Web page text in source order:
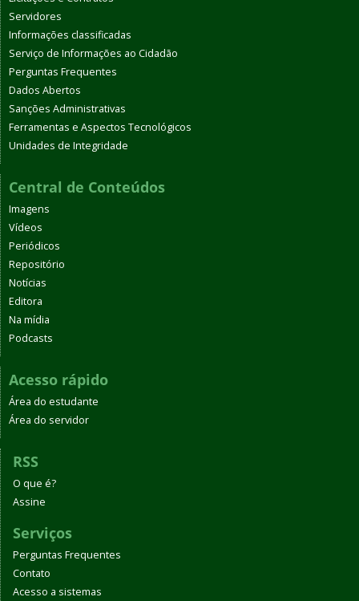
Servidores
Informações classificadas
Serviço de Informações ao Cidadão
Perguntas Frequentes
Dados Abertos
Sanções Administrativas
Ferramentas e Aspectos Tecnológicos
Unidades de Integridade
Central de Conteúdos
Imagens
Vídeos
Periódicos
Repositório
Notícias
Editora
Na mídia
Podcasts
Acesso rápido
Área do estudante
Área do servidor
RSS
O que é?
Assine
Serviços
Perguntas Frequentes
Contato
Acesso a sistemas